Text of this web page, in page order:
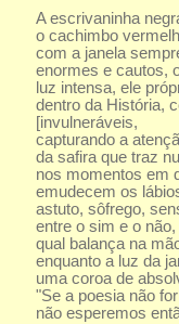
A escrivaninha
o cachimbo
com a janela
enormes e cautos,
luz intensa, ele
dentro da História,
[invulneráveis,
capturando a
da safira que traz
nos momentos em
emudecem os
astuto, sôfrego,
entre o sim e o
qual balança na
enquanto a luz da
uma coroa de
"Se a poesia não
não esperemos